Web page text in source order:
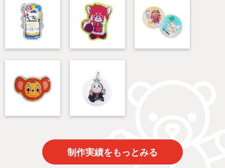
制作実績をもっとみる